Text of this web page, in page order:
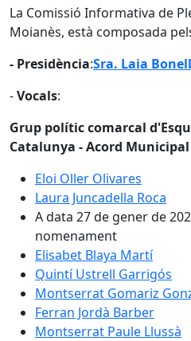
La Comissió Informativa de
Moianès, està composada
- Presidència:Sra. Laia
-Vocals:
Grup polític comarcal
Catalunya - Acord Municipal
Eloi Oller Olivares
Laura Juncadella Roca
A data 27 de gener de
nomenament
Elisabet Blaya Martí
Quintí Ustrell Garrigós
Montserrat Gomariz
Ferran Jordà Barber
Montserrat Paule Llussà